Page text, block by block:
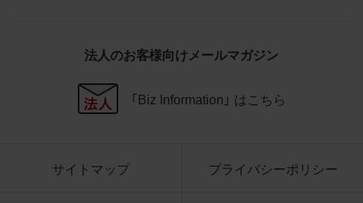
当社の商品であることを特定できる
商品写真データに著作権表示、ラベ
ル、商標その他のマークがある場合、
ページ以外のサイトとのリンクとし
て利用しないこと
法人のお客様向けメールマガジン
「Biz Information」 はこちら
サイトマップ プライバシーポリシー